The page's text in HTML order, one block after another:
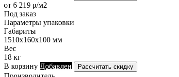
от 6 219 р/м2
Под заказ
Параметры упаковки
Габариты
1510х160х100 мм
Вес
18 кг
В корзину Добавлен Рассчитать скидку